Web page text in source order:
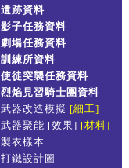
遺跡資料
影子任務資料
劇場任務資料
訓練所資料
使徒突襲任務資料
烈焰見習騎士團資料
武器改造模擬 [細工]
武器聚能 [效果] [材料]
製衣樣本
打鐵設計圖